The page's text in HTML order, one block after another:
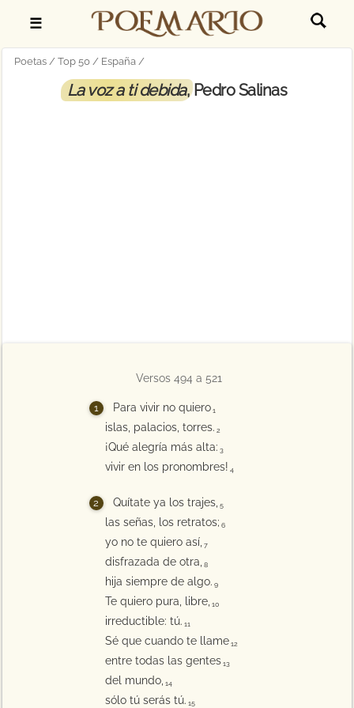
☰
Poetas Top 50 España
La voz a ti debida, Pedro Salinas
Versos 494 a 521
Para vivir no quiero 1
islas, palacios, torres. 2
¡Qué alegría más alta: 3
vivir en los pronombres! 4
Quítate ya los trajes, 5
las señas, los retratos; 6
yo no te quiero así, 7
disfrazada de otra, 8
hija siempre de algo. 9
Te quiero pura, libre, 10
irreductible: tú. 11
Sé que cuando te llame 12
entre todas las gentes 13
del mundo, 14
sólo tú serás tú. 15